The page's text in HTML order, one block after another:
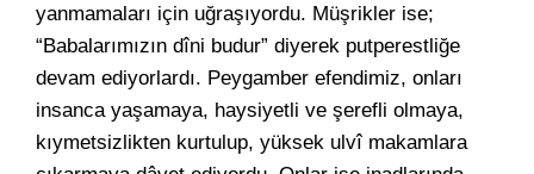
yanmamaları için uğraşıyordu. Müşrikler ise;
“Babalarımızın dîni budur” diyerek putperestliğe
devam ediyorlardı. Peygamber efendimiz, onları
insanca yaşamaya, haysiyetli ve şerefli olmaya,
kıymetsizlikten kurtulup, yüksek ulvî makamlara